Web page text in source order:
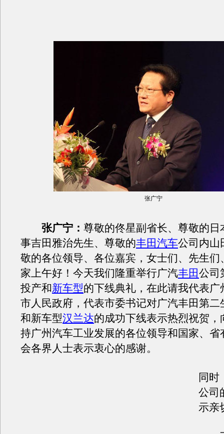
张广宁
张广宁： 尊敬的佟星副省长、尊敬的日
事吉田雅治先生、尊敬的丰田汽车公司内山
敬的各位领导、各位嘉宾，女士们、先生们
家上午好！今天我们隆重举行广汽丰田公司
投产和新车型的下线典礼，在此请我代表广
市人民政府，代表市委书记对广汽丰田第二
和新车型汉兰达的成功下线表示热烈祝贺，
持广州汽车工业发展的各位领导和国家、省
会各界人士表示衷心的感谢。
同时
公司
示亲